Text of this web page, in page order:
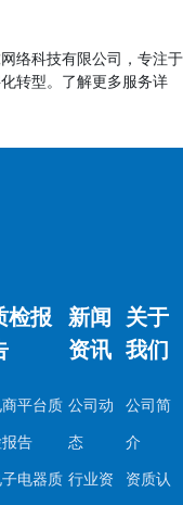
络科技有限公司，专注于
转型。了解更多服务详
检报
商平台质
告
子电器质
新闻
资讯
公司动
态
行业资
关于
我们
公司简
介
资质认